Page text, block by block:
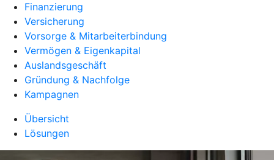
Finanzierung
Versicherung
Vorsorge & Mitarbeiterbindung
Vermögen & Eigenkapital
Auslandsgeschäft
Gründung & Nachfolge
Kampagnen
Übersicht
Lösungen